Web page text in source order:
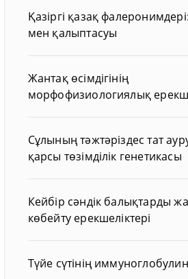
Қазіргі қазақ
мен қалыптасуы
Жантақ өсімдігінің
морфофизиологиялық
Сұлының тәжтәріздес тат
қарсы төзімділік генетикасы
Кейбір сәндік балықтарды
көбейту ерекшеліктері
Түйе сүтінің